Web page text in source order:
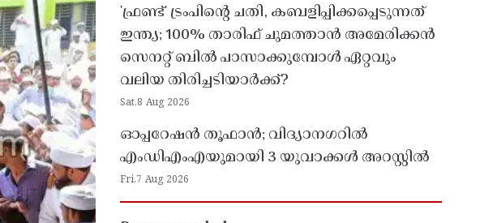
'ഫ്രണ്ട്' ട്രംപിന്റെ ചതി, കബളിപ്പിക്കപ്പെടുന്നത്
ഇന്ത്യ; 100% താരിഫ് ചുമത്താൻ അമേരിക്കൻ
സെനറ്റ് ബിൽ പാസാക്കുമ്പോൾ ഏറ്റവും
വലിയ തിരിച്ചടിയാർക്ക്?
Sat,8 Aug 2026
ഓപ്പറേഷൻ തൂഫാൻ; വിദ്യാനഗറിൽ
എംഡിഎംഎയുമായി 3 യുവാക്കൾ അറസ്റ്റിൽ
Fri,7 Aug 2026